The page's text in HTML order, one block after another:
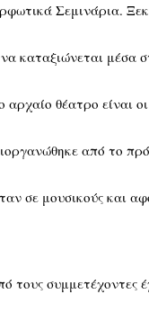
Σεμινάρια.
καταξιώνεται μέσα
θέατρο είναι οι
από το
σε μουσικούς και
τους συμμετέχοντες